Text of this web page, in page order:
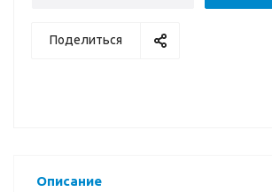
Поделиться
Описание